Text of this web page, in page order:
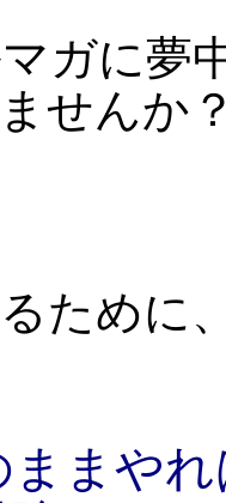
ガに夢
せんか
ために
まや